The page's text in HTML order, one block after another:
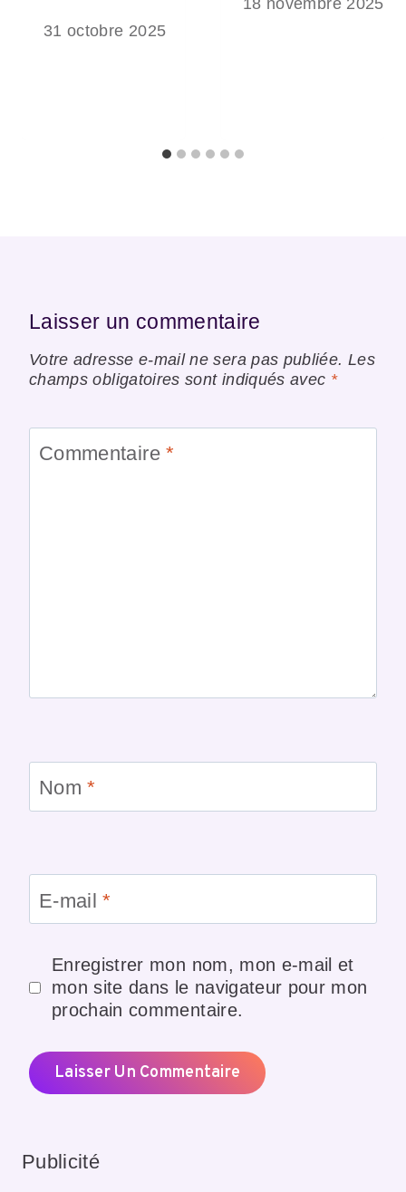
31 octobre 2025
18 novembre 2025
Laisser un commentaire
Votre adresse e-mail ne sera pas publiée. Les
champs obligatoires sont indiqués avec *
Commentaire*
Nom*
E-mail*
Enregistrer mon nom, mon e-mail et
mon site dans le navigateur pour mon
prochain commentaire.
Publicité